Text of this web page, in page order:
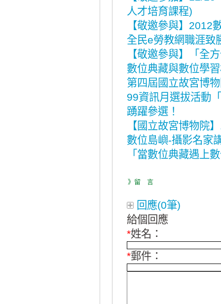
人才培育課程)
【敬邀參與】2012
全民e勞教網職涯致
【敬邀參與】「全
數位典藏與數位學
第四屆國立故宮博
99資訊月選拔活動
踴躍參選！
【國立故宮博物院
數位島嶼-攝影名家
「當數位典藏遇上
》留 言
回應(0筆)
給個回應
*姓名：
*郵件：